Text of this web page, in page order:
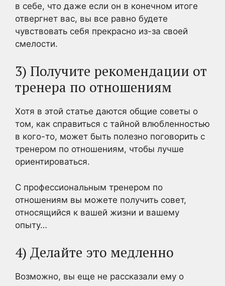
в себе, что даже если он в конечном итоге
отвергнет вас, вы все равно будете
чувствовать себя прекрасно из-за своей
смелости.
3) Получите рекомендации от
тренера по отношениям
Хотя в этой статье даются общие советы о
том, как справиться с тайной влюбленностью
в кого-то, может быть полезно поговорить с
тренером по отношениям, чтобы лучше
ориентироваться.
С профессиональным тренером по
отношениям вы можете получить совет,
относящийся к вашей жизни и вашему
опыту…
4) Делайте это медленно
Возможно, вы еще не рассказали ему о